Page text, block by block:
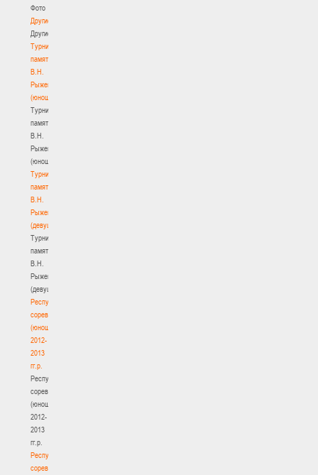
Фото
Другие
Другие
Турнир
памяти
В.Н.
Рыженкова
(юноши)
Турнир
памяти
В.Н.
Рыженкова
(юноши)
Турнир
памяти
В.Н.
Рыженкова
(девушки)
Турнир
памяти
В.Н.
Рыженкова
(девушки)
Республиканские
соревнования
(юноши)
2012-
2013
гг.р.
Республиканские
соревнования
(юноши)
2012-
2013
гг.р.
Республиканские
соревнования